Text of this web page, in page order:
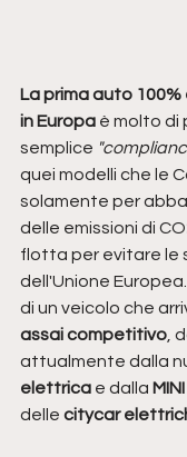
La prima auto
in Europa è molto di
semplice
quei modelli che le
solamente per
delle emissioni di
flotta per evitare le
dell'Unione
di un veicolo che
assai competitivo ,
attualmente dalla
elettrica e dalla
delle citycar